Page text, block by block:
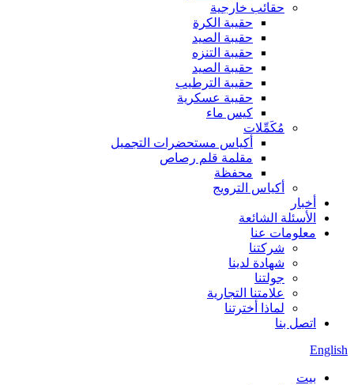
حقائب خارجية
حقيبة الكرة
حقيبة الصيد
حقيبة التنزه
حقيبة الصيد
حقيبة الترطيب
حقيبة عسكرية
كيس ماء
مُكَمِّلات
أكياس مستحضرات التجميل
مقلمة قلم رصاص
محفظة
أكياس الترويج
أخبار
الأسئلة الشائعة
معلومات عنا
شركتنا
شهادة لدينا
جولتنا
علامتنا التجارية
لماذا أخترتنا
اتصل بنا
English
بيت